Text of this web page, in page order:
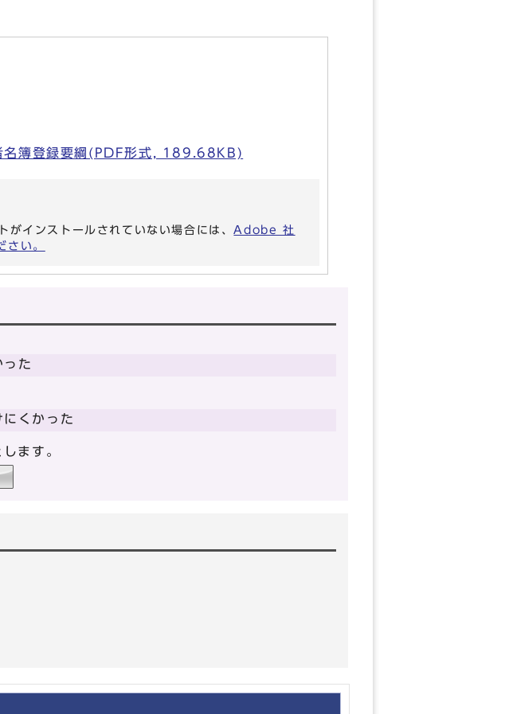
名簿登録要綱(PDF形式, 189.68KB)
インストールされていない場合には、Adobe 社
い。
った
にくかった
ます。